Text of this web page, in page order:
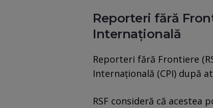
Reporteri fără
Internaţională
Reporteri fără Frontiere
Internaţională (CPI) după
RSF consideră că acestea